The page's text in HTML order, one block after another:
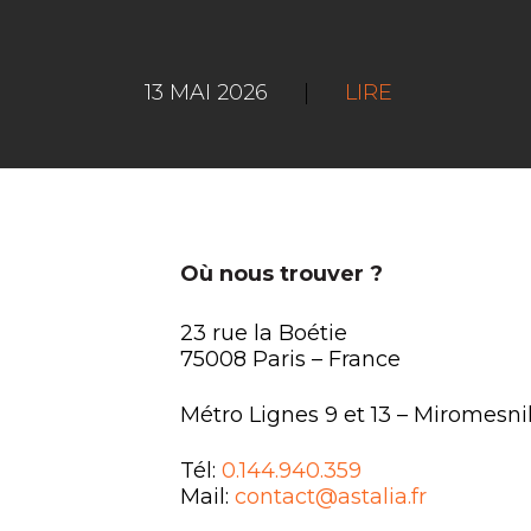
13 MAI 2026 LIRE
Où nous trouver ?
23 rue la Boétie
75008 Paris – France
Métro Lignes 9 et 13 –
Tél: 0.144.940.359
Mail: contact@astalia.fr